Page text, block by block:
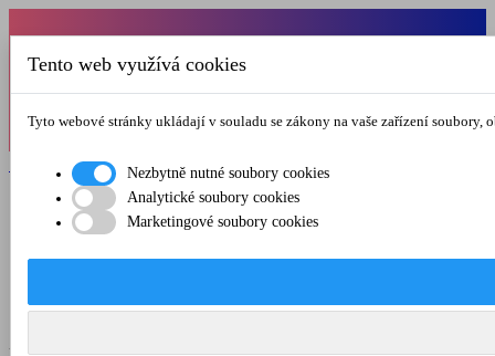
Od 1.7.-31.8.2026 budeme mít v pátek
zkrácenou provozní dobu do 12.00 hod. Přejeme
Registrovat  Přihlásit se
O nás
Kontakt
Tento web využívá cookies
Tyto webové stránky ukládají v souladu se zákony na vaše zařízení
Nezbytně nutné soubory cookies
Analytické soubory cookies
Marketingové soubory cookies